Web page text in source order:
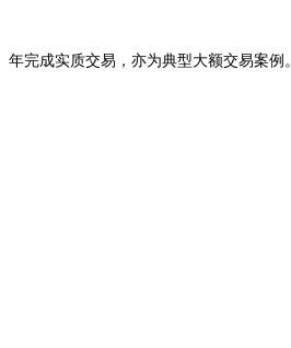
年完成实质交易，亦为典型大额交易案例